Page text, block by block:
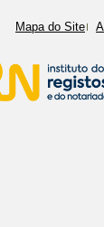
Mapa do Site